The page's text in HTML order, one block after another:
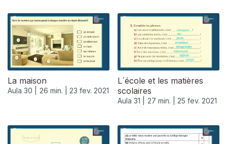
La maison
Aula 30 | 26 min. | 23 fev. 2021
L´école et les matières
scolaires
Aula 31 | 27 min. | 25 fev. 2021